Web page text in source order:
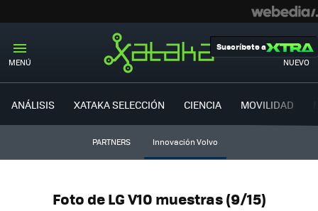
MENÚ NUEVO
Suscríbete a
ANÁLISIS XATAKA SELECCIÓN CIENCIA MOVILIDAD
PARTNERS Innovación Volvo
Foto de LG V10 muestras (9/15)